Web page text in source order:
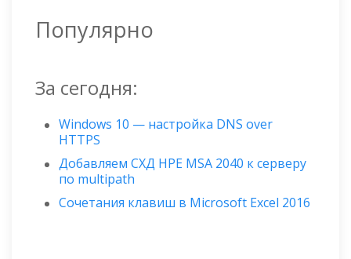
Популярно
За сегодня:
Windows 10 — настройка DNS over
HTTPS
Добавляем СХД HPE MSA 2040 к серверу
по multipath
Сочетания клавиш в Microsoft Excel 2016